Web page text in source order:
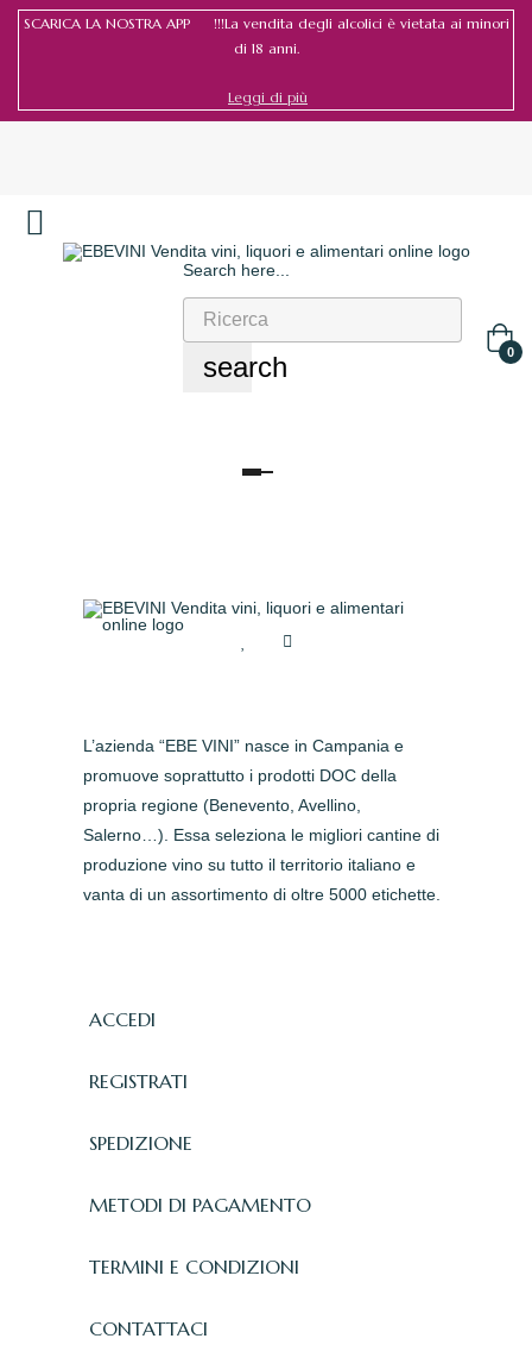
SCARICA LA NOSTRA APP !!!La vendita degli alcolici è vietata ai minori
di 18 anni.
Leggi di più
Search here...
search 0
navigazione
L’azienda “EBE VINI” nasce in Campania e
promuove soprattutto i prodotti DOC della
propria regione (Benevento, Avellino,
Salerno…). Essa seleziona le migliori cantine di
produzione vino su tutto il territorio italiano e
vanta di un assortimento di oltre 5000 etichette.
ACCEDI
REGISTRATI
SPEDIZIONE
METODI DI PAGAMENTO
TERMINI E CONDIZIONI
CONTATTACI